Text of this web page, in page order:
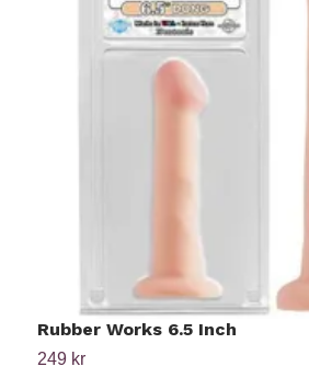
Rubber Works 6.5 Inch
249 kr